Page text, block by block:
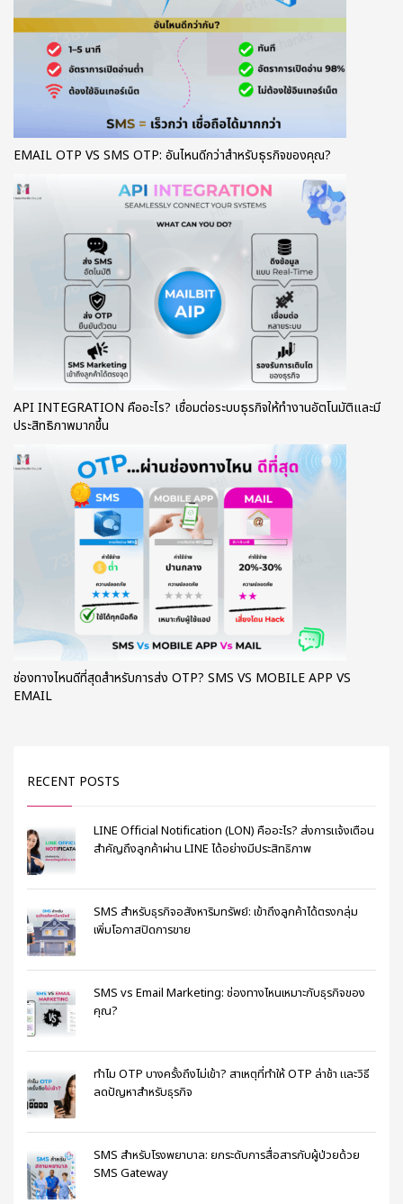
EMAIL OTP VS SMS OTP: อันไหนดีกว่าสำหรับธุรกิจของคุณ?
API INTEGRATION คืออะไร? เชื่อมต่อระบบธุรกิจให้ทำงานอัตโนมัติและมี
ประสิทธิภาพมากขึ้น
ช่องทางไหนดีที่สุดสำหรับการส่ง OTP? SMS VS MOBILE APP VS
EMAIL
RECENT POSTS
LINE Official Notification (LON) คืออะไร? ส่งการแจ้งเตือน
สำคัญถึงลูกค้าผ่าน LINE ได้อย่างมีประสิทธิภาพ
SMS สำหรับธุรกิจอสังหาริมทรัพย์: เข้าถึงลูกค้าได้ตรงกลุ่ม
เพิ่มโอกาสปิดการขาย
SMS vs Email Marketing: ช่องทางไหนเหมาะกับธุรกิจของ
คุณ?
ทำไม OTP บางครั้งถึงไม่เข้า? สาเหตุที่ทำให้ OTP ล่าช้า และวิธี
ลดปัญหาสำหรับธุรกิจ
SMS สำหรับโรงพยาบาล: ยกระดับการสื่อสารกับผู้ป่วยด้วย
SMS Gateway